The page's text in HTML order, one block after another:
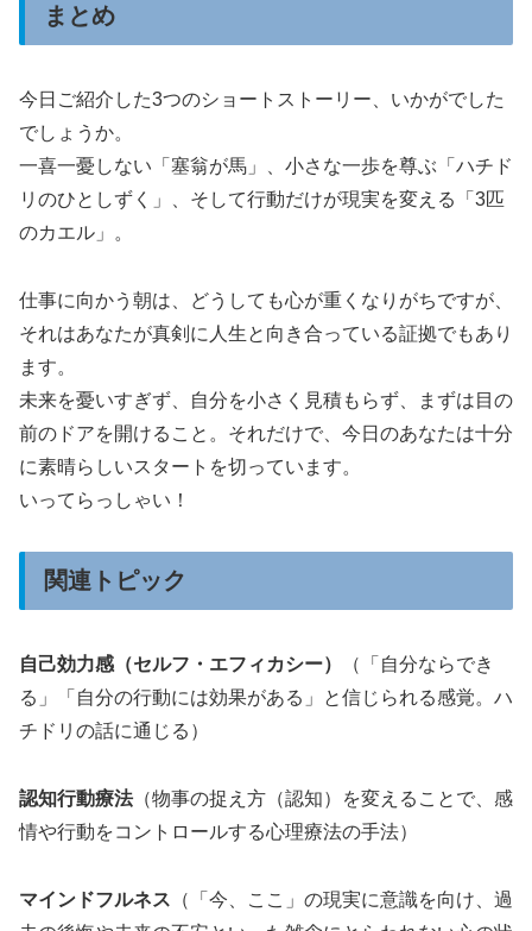
まとめ
今日ご紹介した3つのショートストーリー、いかがでした
でしょうか。
一喜一憂しない「塞翁が馬」、小さな一歩を尊ぶ「ハチド
リのひとしずく」、そして行動だけが現実を変える「3匹
のカエル」。
仕事に向かう朝は、どうしても心が重くなりがちですが、
それはあなたが真剣に人生と向き合っている証拠でもあり
ます。
未来を憂いすぎず、自分を小さく見積もらず、まずは目の
前のドアを開けること。それだけで、今日のあなたは十分
に素晴らしいスタートを切っています。
いってらっしゃい！
関連トピック
自己効力感（セルフ・エフィカシー）
（「自分ならでき
る」「自分の行動には効果がある」と信じられる感覚。ハ
チドリの話に通じる）
認知行動療法（物事の捉え方（認知）を変えることで、感
情や行動をコントロールする心理療法の手法）
マインドフルネス （「今、ここ」の現実に意識を向け、過